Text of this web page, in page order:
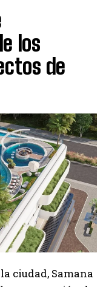
los
de
ciudad, Samana